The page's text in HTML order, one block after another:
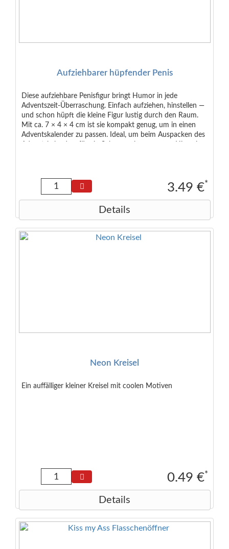
Aufziehbarer hüpfender Penis
Diese aufziehbare Penisfigur bringt Humor in jede
Adventszeit-Überraschung. Einfach aufziehen, hinstellen —
und schon hüpft die kleine Figur lustig durch den Raum.
Mit ca. 7 × 4 × 4 cm ist sie kompakt genug, um in einen
Adventskalender zu passen. Ideal, um beim Auspacken des
3.49 €*
Details
Neon Kreisel
Ein auffälliger kleiner Kreisel mit coolen Motiven
0.49 €*
Details